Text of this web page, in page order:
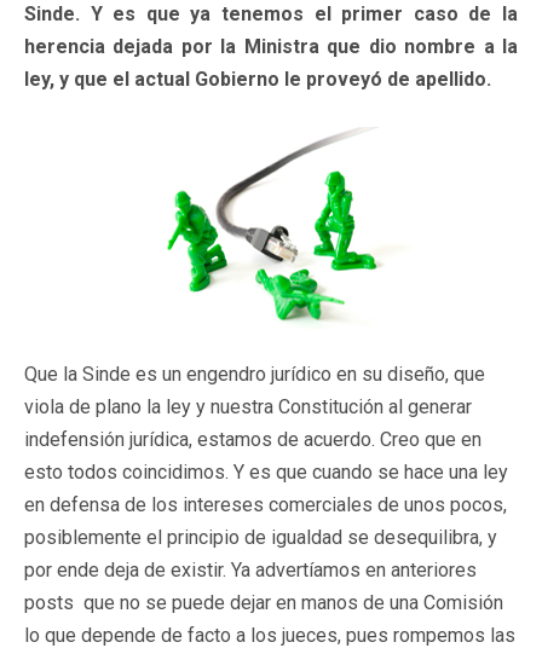
Sinde. Y es que ya tenemos el primer caso de la
herencia dejada por la Ministra que dio nombre a la
ley, y que el actual Gobierno le proveyó de apellido.
Que la Sinde es un engendro jurídico en su diseño, que
viola de plano la ley y nuestra Constitución al generar
indefensión jurídica, estamos de acuerdo. Creo que en
esto todos coincidimos. Y es que cuando se hace una ley
en defensa de los intereses comerciales de unos pocos,
posiblemente el principio de igualdad se desequilibra, y
por ende deja de existir. Ya advertíamos en anteriores
posts que no se puede dejar en manos de una Comisión
lo que depende de facto a los jueces, pues rompemos las